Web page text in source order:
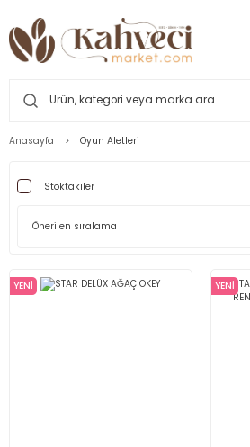
Anasayfa Oyun Aletleri
Stoktakiler
YENİ YENİ